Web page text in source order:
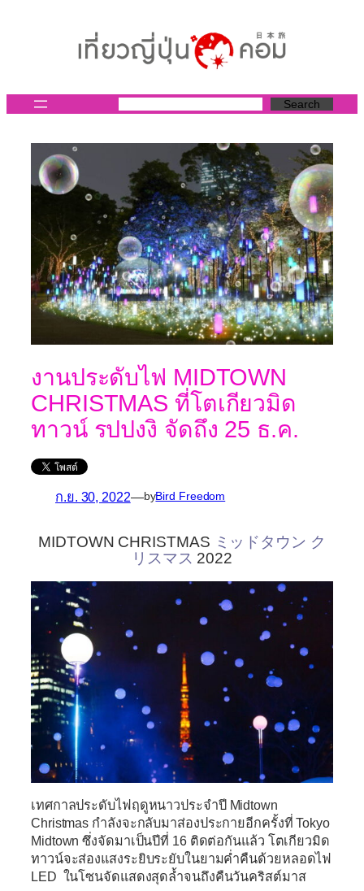
Search
งานประดับไฟ MIDTOWN
CHRISTMAS ที่โตเกียวมิด
ทาวน์ รปปงงิ จัดถึง 25 ธ.ค.
ก.ย. 30, 2022—byBird Freedom
MIDTOWN CHRISTMAS ミッドタウン ク
リスマス 2022
เทศกาลประดับไฟฤดูหนาวประจำปี Midtown
Christmas กำลังจะกลับมาส่องประกายอีกครั้งที่ Tokyo
Midtown ซึ่งจัดมาเป็นปีที่ 16 ติดต่อกันแล้ว โตเกียวมิด
ทาวน์จะส่องแสงระยิบระยับในยามค่ำคืนด้วยหลอดไฟ
LED ในโซนจัดแสดงสุดล้ำจนถึงคืนวันคริสต์มาส